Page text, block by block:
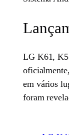
LG K61,
em vários
foram